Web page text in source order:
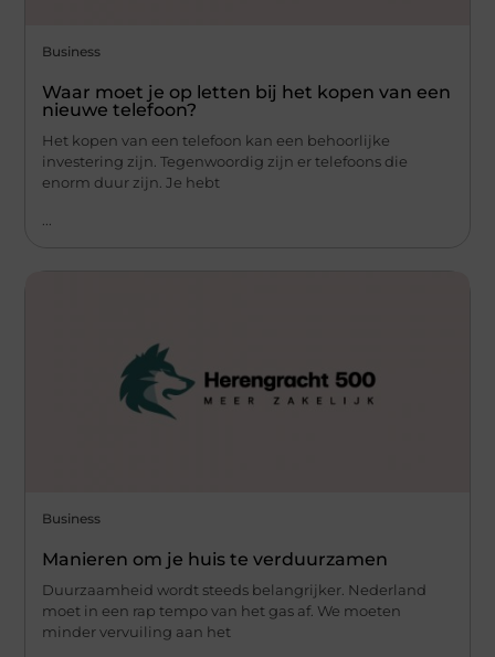
Business
Waar moet je op letten bij het kopen van een
nieuwe telefoon?
Het kopen van een telefoon kan een behoorlijke
investering zijn. Tegenwoordig zijn er telefoons die
enorm duur zijn. Je hebt
Business
Manieren om je huis te verduurzamen
Duurzaamheid wordt steeds belangrijker. Nederland
moet in een rap tempo van het gas af. We moeten
minder vervuiling aan het